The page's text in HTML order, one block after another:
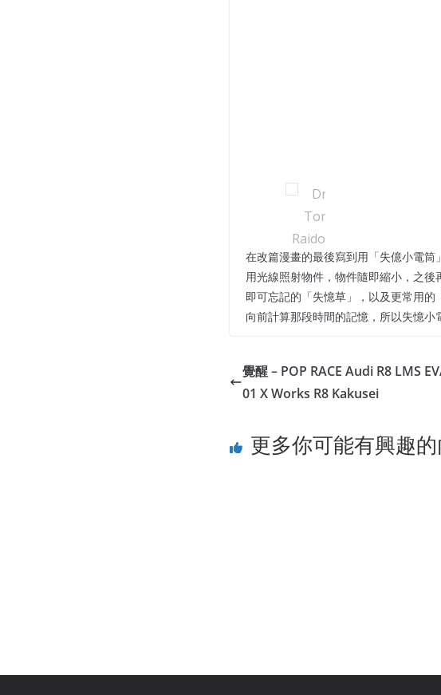
在改篇漫畫的最後寫到用「失億小電
用光線照射物件，物件隨即縮小，之
即可忘記的「失憶草」，以及更常用
向前計算那段時間的記憶，所以失憶小
覺醒 – POP RACE Audi R8 LMS
01 X Works R8 Kakusei
更多你可能有興趣